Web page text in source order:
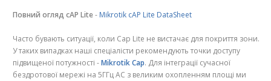
Повний огляд cAP Lite- Mikrotik cAP Lite DataSheet
Часто бувають ситуації, коли Cap Lite не вистачає для покриття зони.
У таких випадках наші спеціалісти рекомендують точки доступу
підвищеної потужності -Mikrotik Cap. Для інтеграції сучасної
бездротової мережі на 5ГГц АС з великим охопленням площі ми